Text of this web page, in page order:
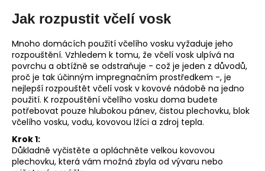
Jak rozpustit včelí vosk
Mnoho domácích použití včelího vosku vyžaduje jeho
rozpouštění. Vzhledem k tomu, že včelí vosk ulpívá na
povrchu a obtížně se odstraňuje - což je jeden z důvodů,
proč je tak účinným impregnačním prostředkem -, je
nejlepší rozpouštět včelí vosk v kovové nádobě na jedno
použití. K rozpouštění včelího vosku doma budete
potřebovat pouze hlubokou pánev, čistou plechovku, blok
včelího vosku, vodu, kovovou lžíci a zdroj tepla.
Krok 1:
Důkladně vyčistěte a opláchněte velkou kovovou
plechovku, která vám možná zbyla od vývaru nebo